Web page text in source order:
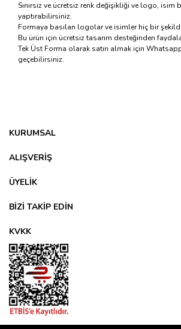
Sınırsız ve ücretsiz renk değişikliği ve logo, isim
yaptırabilirsiniz.
Formaya basılan logolar ve isimler hiç bir
Bu ürün için ücretsiz tasarım desteğinden
Tek Üst Forma olarak satın almak için
geçebilirsiniz.
Ürün resmi kalitesiz, bozuk veya
Ürün fiyatı diğer sitelerden daha pahalı.
KURUMSAL
ALIŞVERİŞ
ÜYELİK
BİZİ TAKİP EDİN
KVKK